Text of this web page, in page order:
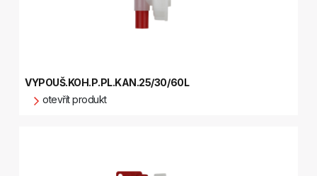
VYPOUŠ.KOH.P.PL.KAN.25/30/60L
otevřít produkt